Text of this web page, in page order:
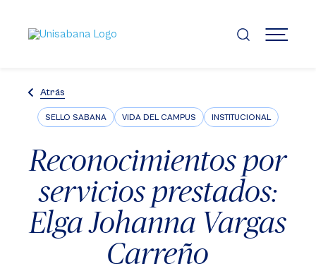
contenido
principal
MENÚ
Atrás
SELLO SABANA VIDA DEL CAMPUS INSTITUCIONAL
Reconocimientos por
servicios prestados:
Elga Johanna Vargas
Carreño